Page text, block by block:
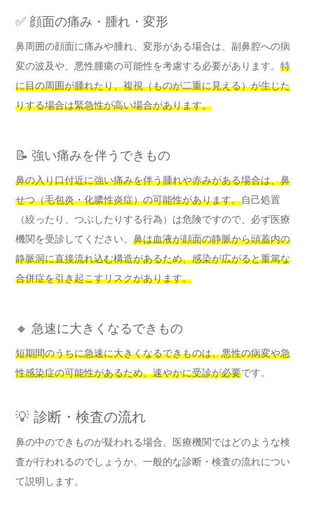
✅ 顔面の痛み・腫れ・変形
鼻周囲の顔面に痛みや腫れ、変形がある場合は、副鼻腔への病
変の波及や、悪性腫瘍の可能性を考慮する必要があります。 特
に目の周囲が腫れたり、複視（ものが二重に見える）が生じた
りする場合は緊急性が高い場合があります。
📝 強い痛みを伴うできもの
鼻の入り口付近に強い痛みを伴う腫れや赤みがある場合は、鼻
せつ（毛包炎・化膿性炎症）の可能性があります。自己処置
（絞ったり、つぶしたりする行為）は危険ですので、必ず医療
機関を受診してください。 鼻は血液が顔面の静脈から頭蓋内の
静脈洞に直接流れ込む構造があるため、感染が広がると重篤な
合併症を引き起こすリスクがあります。
🔸 急速に大きくなるできもの
短期間のうちに急速に大きくなるできものは、悪性の病変や急
性感染症の可能性があるため、速やかに受診が必要です。
💡 診断・検査の流れ
鼻の中のできものが疑われる場合、医療機関ではどのような検
査が行われるのでしょうか。一般的な診断・検査の流れについ
て説明します。